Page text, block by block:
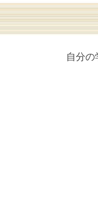
自分